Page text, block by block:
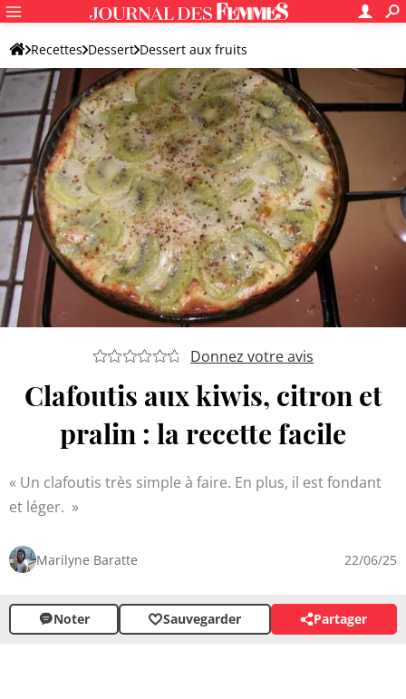
Recettes Dessert Dessert aux fruits
Dessert original aux fruits
Donnez votre avis
Clafoutis aux kiwis, citron et
pralin : la recette facile
Un clafoutis très simple à faire. En plus, il est fondant
et léger.
Marilyne Baratte 22/06/25
Noter Sauvegarder Partager